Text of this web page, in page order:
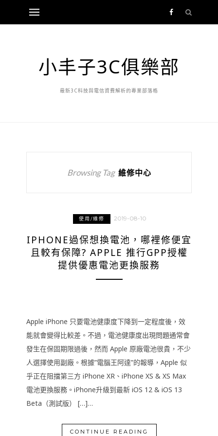
小丰子3C俱樂部
最新3C科技與電信資費解析的專業部落格
Browsing Tag 維修中心
使用/維修 2019-08-10
IPHONE過保想換電池，哪裡修便宜
且較有保障? APPLE 推行GPP授權
提供優惠電池更換服務
Apple iPhone 只要電池健康度下降到一定程度後，效
能就會變得比較差。不過，電池健康度出現問題通常會
發生在保固期限過後，然而 Apple 原廠電池很貴，不少
人選擇使用副廠。根據”電腦王阿達”的報導，Apple 似
乎正在阻擋第三方 iPhone XR、iPhone XS & XS Max
電池更換服務。iPhone升級到最新 iOS 12 & iOS 13
Beta（測試版） […]…
CONTINUE READING